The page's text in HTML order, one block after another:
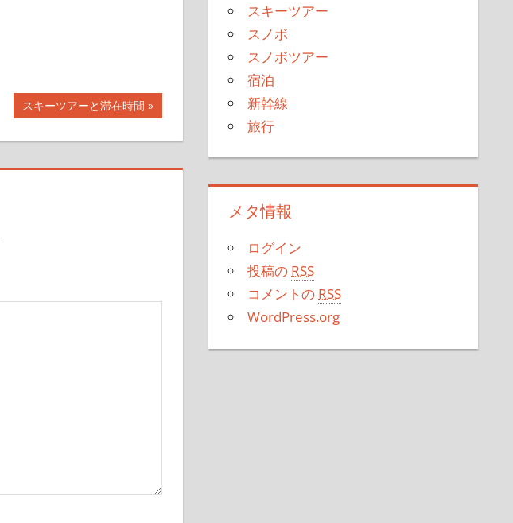
次
記
スキーツアーと滞在時間
スキーツアー
スノボ
スノボツアー
宿泊
新幹線
旅行
メタ情報
ログイン
投稿の RSS
コメントの RSS
WordPress.org